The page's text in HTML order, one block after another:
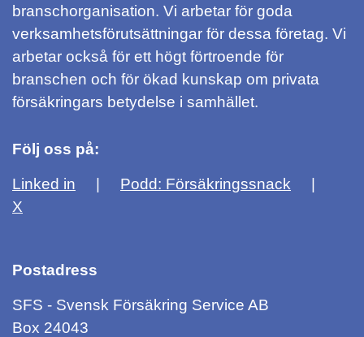
branschorganisation. Vi arbetar för goda
verksamhetsförutsättningar för dessa företag. Vi
arbetar också för ett högt förtroende för
branschen och för ökad kunskap om privata
försäkringars betydelse i samhället.
Följ oss på:
Linked in
Podd: Försäkringssnack
X
Postadress
SFS - Svensk Försäkring Service AB
Box 24043